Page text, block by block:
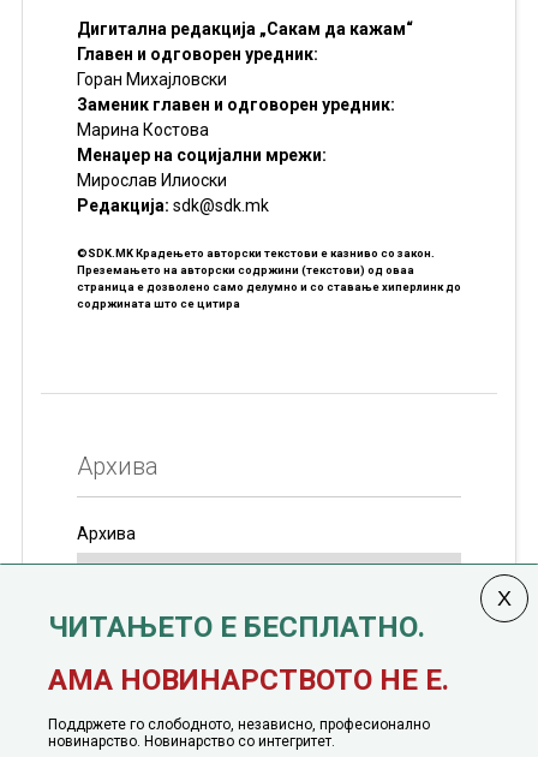
Дигитална редакција „Сакам да кажам“
Главен и одговорен уредник:
Горан Михајловски
Заменик главен и одговорен уредник:
Марина Костова
Менаџер на социјални мрежи:
Мирослав Илиоски
Редакцијa: sdk@sdk.mk
©SDK.MK Крадењето авторски текстови е казниво со закон.
Преземањето на авторски содржини (текстови) од оваа
страница е дозволено само делумно и со ставање хиперлинк до
содржината што се цитира
Архива
Архива
јануари, 1991 година
ЧИТАЊЕТО Е БЕСПЛАТНО.
АМА НОВИНАРСТВОТО НЕ Е.
Поддржете го слободното, независно, професионално
новинарство. Новинарство со интегритет.